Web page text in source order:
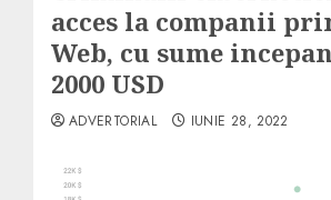
acces la companii
Web, cu sume
2000 USD
ADVERTORIAL IUNIE 28, 2022